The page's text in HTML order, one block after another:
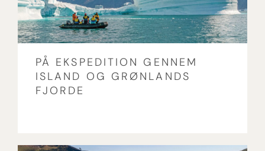
PÅ EKSPEDITION GENNEM
ISLAND OG GRØNLANDS
FJORDE